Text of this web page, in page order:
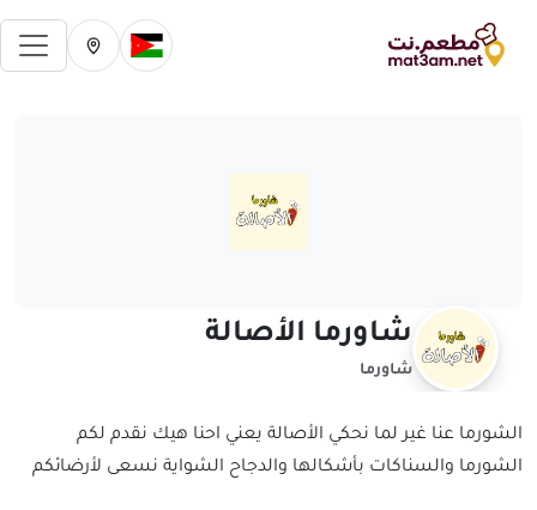
تغيير الدولة الحالية
تغيير المدينة
شاورما الأصالة
شاورما
الشورما عنا غير لما نحكي الأصالة يعني احنا هيك نقدم لكم
الشورما والسناكات بأشكالها والدجاح الشواية نسعى لأرضائكم